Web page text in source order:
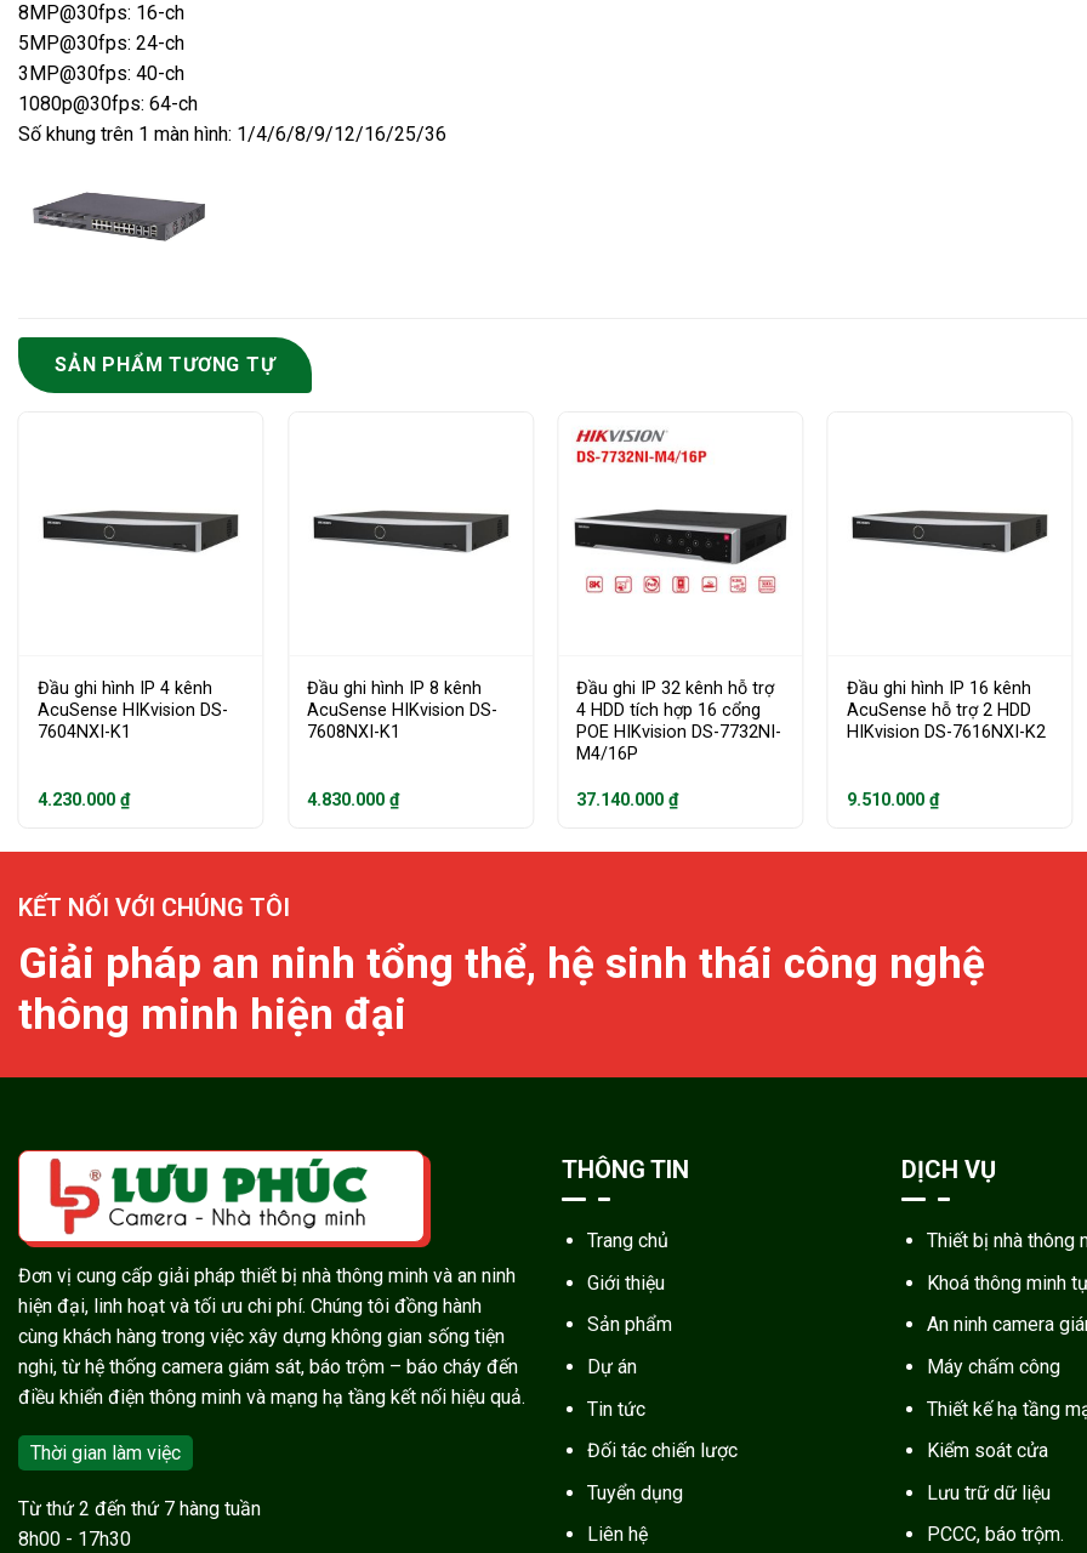
8MP@30fps: 16-ch
5MP@30fps: 24-ch
3MP@30fps: 40-ch
1080p@30fps: 64-ch
Số khung trên 1 màn hình: 1/4/6/8/9/12/16/25/36
SẢN PHẨM TƯƠNG TỰ
Đầu ghi hình IP 4 kênh
AcuSense HIKvision DS-
7604NXI-K1
4.230.000 ₫
Đầu ghi hình IP 8 kênh
AcuSense HIKvision DS-
7608NXI-K1
4.830.000₫
Đầu ghi IP 32 kênh hỗ trợ
4 HDD tích hợp 16 cổng
POE HIKvision DS-7732NI-
M4/16P
37.140.000₫
Đầu ghi hình IP 16 kênh
AcuSense hỗ trợ 2 HDD
HIKvision DS-7616NXI-K2
9.510.000 ₫
KẾT NỐI VỚI CHÚNG TÔI
Giải pháp an ninh tổng thể, hệ sinh thái công nghệ
thông minh hiện đại
Đơn vị cung cấp giải pháp thiết bị nhà thông minh và an ninh
hiện đại, linh hoạt và tối ưu chi phí. Chúng tôi đồng hành
cùng khách hàng trong việc xây dựng không gian sống tiện
nghi, từ hệ thống camera giám sát, báo trộm – báo cháy đến
điều khiển điện thông minh và mạng hạ tầng kết nối hiệu quả.
Thời gian làm việc
Từ thứ 2 đến thứ 7 hàng tuần
8h00 - 17h30
THÔNG TIN
Trang chủ
Giới thiệu
Sản phẩm
Dự án
Tin tức
Đối tác chiến lược
Tuyển dụng
Liên hệ
DỊCH VỤ
Thiết bị nhà thông
Khoá thông minh
An ninh camera
Máy chấm công
Thiết kế hạ tầng
Kiểm soát cửa
Lưu trữ dữ liệu
PCCC, báo trộm.